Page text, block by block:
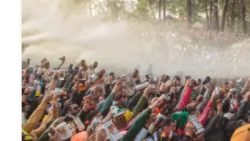
¿Cuántas horas dura el
y cuál es…
¿Querés aprovechar al máximo
en el Oktoberfest? Te
la fiesta, a qué hora es mejor…